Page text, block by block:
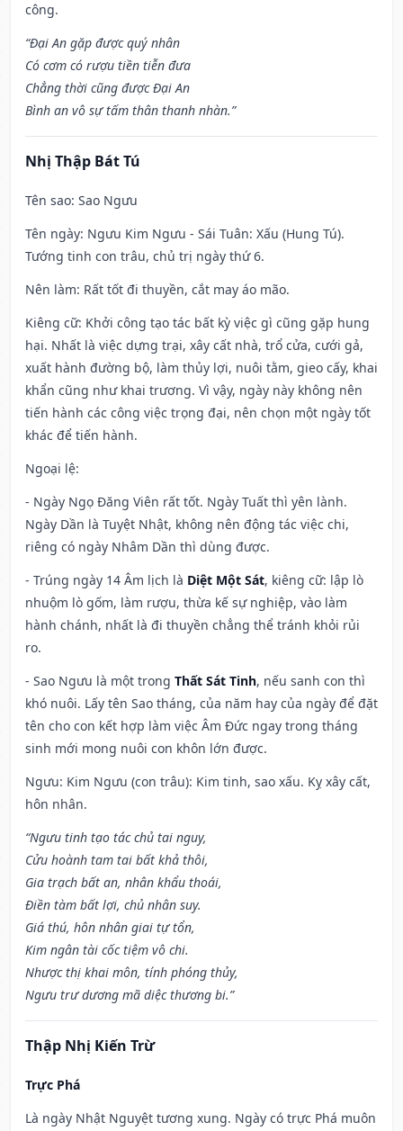
công.
“Đại An gặp được quý nhân
Có cơm có rượu tiền tiễn đưa
Chẳng thời cũng được Đại An
Bình an vô sự tấm thân thanh nhàn.”
Nhị Thập Bát Tú
Tên sao: Sao Ngưu
Tên ngày: Ngưu Kim Ngưu - Sái Tuân: Xấu (Hung Tú).
Tướng tinh con trâu, chủ trị ngày thứ 6.
Nên làm: Rất tốt đi thuyền, cắt may áo mão.
Kiêng cữ: Khởi công tạo tác bất kỳ việc gì cũng gặp hung
hại. Nhất là việc dựng trại, xây cất nhà, trổ cửa, cưới gả,
xuất hành đường bộ, làm thủy lợi, nuôi tằm, gieo cấy, khai
khẩn cũng như khai trương. Vì vậy, ngày này không nên
tiến hành các công việc trọng đại, nên chọn một ngày tốt
khác để tiến hành.
Ngoại lệ:
- Ngày Ngọ Đăng Viên rất tốt. Ngày Tuất thì yên lành.
Ngày Dần là Tuyệt Nhật, không nên động tác việc chi,
riêng có ngày Nhâm Dần thì dùng được.
- Trúng ngày 14 Âm lịch là Diệt Một Sát, kiêng cữ: lập lò
nhuộm lò gốm, làm rượu, thừa kế sự nghiệp, vào làm
hành chánh, nhất là đi thuyền chẳng thể tránh khỏi rủi
ro.
- Sao Ngưu là một trong Thất Sát Tinh, nếu sanh con thì
khó nuôi. Lấy tên Sao tháng, của năm hay của ngày để đặt
tên cho con kết hợp làm việc Âm Đức ngay trong tháng
sinh mới mong nuôi con khôn lớn được.
Ngưu: Kim Ngưu (con trâu): Kim tinh, sao xấu. Kỵ xây cất,
hôn nhân.
“Ngưu tinh tạo tác chủ tai nguy,
Cửu hoành tam tai bất khả thôi,
Gia trạch bất an, nhân khẩu thoái,
Điền tàm bất lợi, chủ nhân suy.
Giá thú, hôn nhân giai tự tổn,
Kim ngân tài cốc tiệm vô chi.
Nhược thị khai môn, tính phóng thủy,
Ngưu trư dương mã diệc thương bi.”
Thập Nhị Kiến Trừ
Trực Phá
Là ngày Nhật Nguyệt tương xung. Ngày có trực Phá muôn